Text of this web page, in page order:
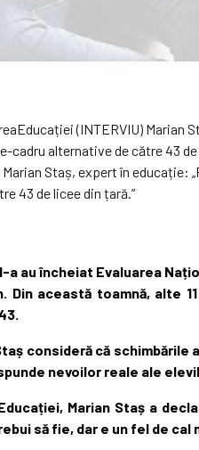
(INTERVIU) Marian
cadru alternative de către 43 de
a au încheiat Evaluarea
Din această toamnă, alte
consideră că
nevoilor reale ale
Marian Staș a
să fie, dar e un fel de